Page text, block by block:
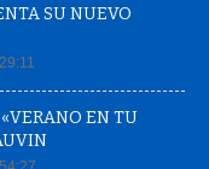
SU NUEVO
EN TU